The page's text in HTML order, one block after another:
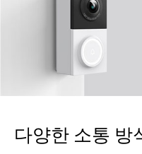
다양한 소통 방